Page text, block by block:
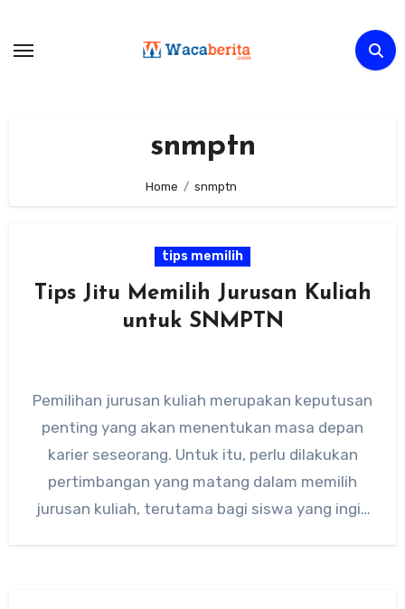
content
snmptn
Home snmptn
tips memilih
Tips Jitu Memilih Jurusan Kuliah
untuk SNMPTN
Pemilihan jurusan kuliah merupakan keputusan
penting yang akan menentukan masa depan
karier seseorang. Untuk itu, perlu dilakukan
pertimbangan yang matang dalam memilih
jurusan kuliah, terutama bagi siswa yang ingin